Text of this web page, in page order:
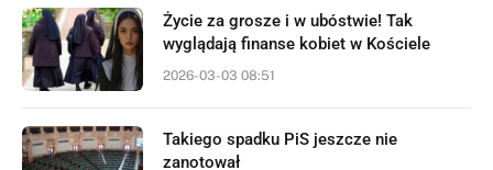
Życie za grosze i w ubóstwie! Tak
wyglądają finanse kobiet w Kościele
2026-03-03 08:51
Takiego spadku PiS jeszcze nie
zanotował